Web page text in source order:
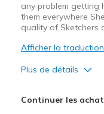
any problem getting
them everywhere
quality of Sketchers
Afficher la traduction
Plus de détails
Continuer les